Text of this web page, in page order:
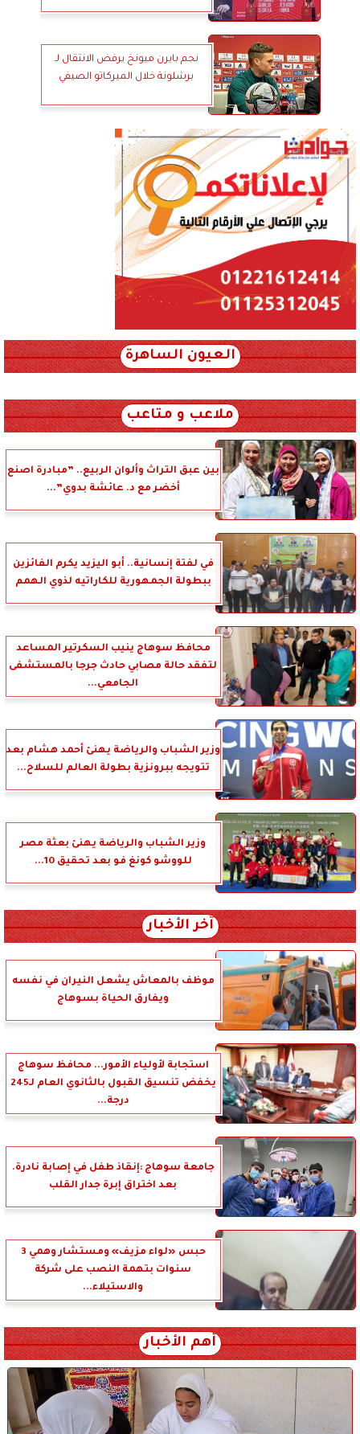
نجم بايرن ميونخ يرفض الانتقال لـ
برشلونة خلال الميركاتو الصيفي
العيون الساهرة
ملاعب و متاعب
بين عبق التراث وألوان الربيع.. ”مبادرة اصنع
أخضر مع د. عائشة بدوي”...
في لفتة إنسانية.. أبو اليزيد يكرم الفائزين
ببطولة الجمهورية للكاراتيه لذوي الهمم
محافظ سوهاج ينيب السكرتير المساعد
لتفقد حالة مصابي حادث جرجا بالمستشفى
الجامعي...
وزير الشباب والرياضة يهنئ أحمد هشام بعد
تتويجه ببرونزية بطولة العالم للسلاح...
وزير الشباب والرياضة يهنئ بعثة مصر
للووشو كونغ فو بعد تحقيق 10...
آخر الأخبار
موظف بالمعاش يشعل النيران في نفسه
ويفارق الحياة بسوهاج
استجابة لأولياء الأمور... محافظ سوهاج
يخفض تنسيق القبول بالثانوي العام لـ245
درجة...
جامعة سوهاج :إنقاذ طفل في إصابة نادرة.
بعد اختراق إبرة جدار القلب
حبس «لواء مزيف» ومستشار وهمي 3
سنوات بتهمة النصب على شركة
والاستيلاء...
أهم الأخبار